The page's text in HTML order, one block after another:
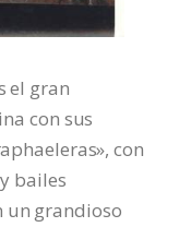
el gran
con sus
con
bailes
un grandioso